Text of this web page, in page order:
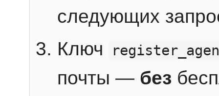
следующих
Ключ
почты — без